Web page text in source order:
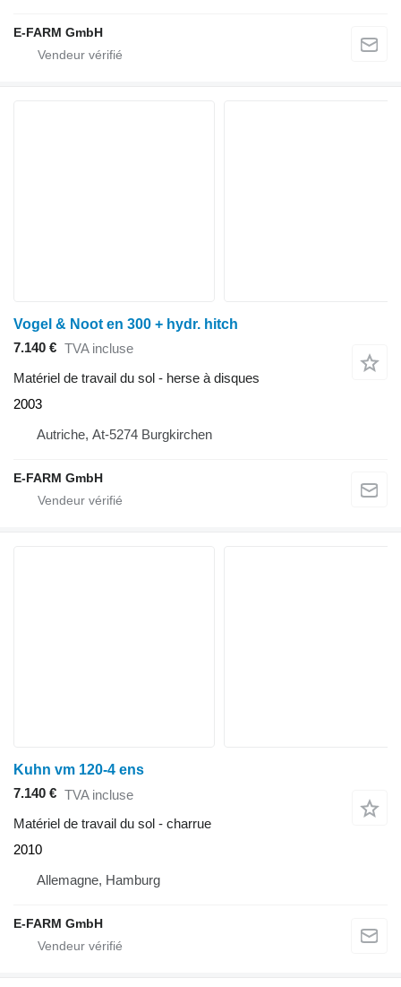
E-FARM GmbH
Vogel & Noot en 300 + hydr. hitch
7.140 € TVA incluse
Matériel de travail du sol - herse à disques
2003
Autriche, At-5274 Burgkirchen
E-FARM GmbH
Kuhn vm 120-4 ens
7.140 € TVA incluse
Matériel de travail du sol - charrue
2010
Allemagne, Hamburg
E-FARM GmbH